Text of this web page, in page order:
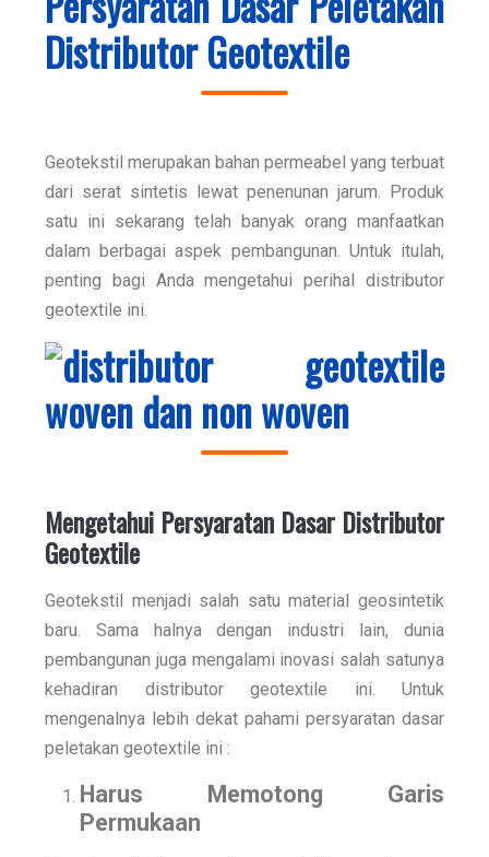
Distributor Geotextile
Geotekstil merupakan bahan permeabel yang terbuat
dari serat sintetis lewat penenunan jarum. Produk
satu ini sekarang telah banyak orang manfaatkan
dalam berbagai aspek pembangunan. Untuk itulah,
penting bagi Anda mengetahui perihal distributor
geotextile ini.
Mengetahui Persyaratan Dasar Distributor
Geotextile
Geotekstil menjadi salah satu material geosintetik
baru. Sama halnya dengan industri lain, dunia
pembangunan juga mengalami inovasi salah satunya
kehadiran distributor geotextile ini. Untuk
mengenalnya lebih dekat pahami persyaratan dasar
peletakan geotextile ini :
Harus Memotong Garis
Permukaan